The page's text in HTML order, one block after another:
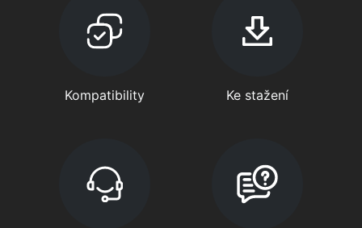
Kompatibility Ke stažení